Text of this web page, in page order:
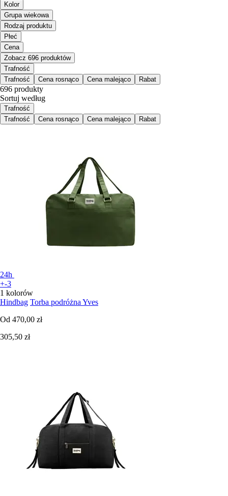
Kolor
Grupa wiekowa
Rodzaj produktu
Płeć
Cena
Zobacz 696 produktów
Trafność
Trafność
Cena rosnąco Cena malejąco Rabat
696 produkty
Sortuj według
Trafność
Trafność
Cena rosnąco Cena malejąco Rabat
24h
+-3
1 kolorów
Hindbag Torba podróżna Yves
Od 470,00 zł
305,50 zł